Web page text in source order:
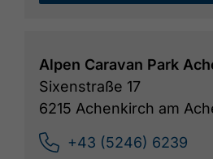
Alpen Caravan Park
Sixenstraße 17
6215 Achenkirch am
+43 (5246) 6239